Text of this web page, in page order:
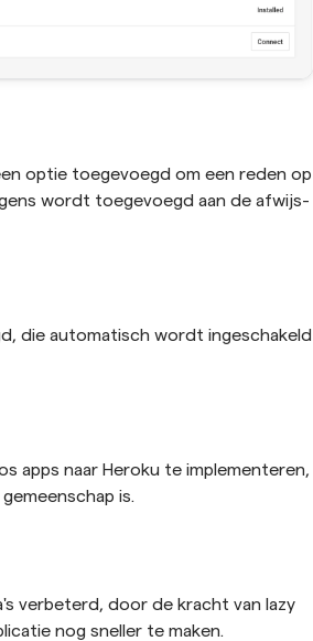
optie toegevoegd om een reden op
wordt toegevoegd aan de afwijs-
die automatisch wordt ingeschakeld
apps naar Heroku te implementeren,
is.
verbeterd, door de kracht van lazy
nog sneller te maken.